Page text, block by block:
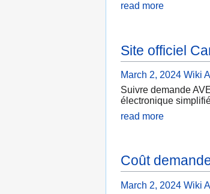
read more
Site officiel
March 2, 2024 Wiki
Suivre demande
électronique
read more
Coût
March 2, 2024 Wiki